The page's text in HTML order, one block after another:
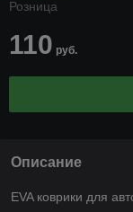
Розница
110 руб.
Описание
EVA коврики для